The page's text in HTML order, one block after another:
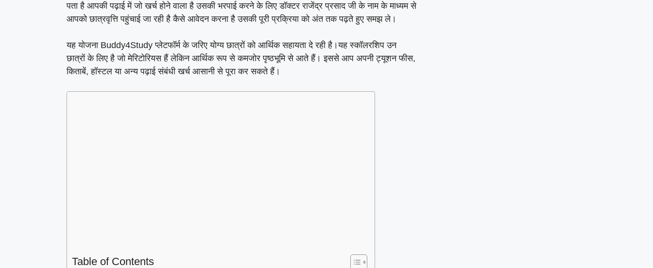
पता है आपकी पढ़ाई में जो खर्च होने वाला है उसकी भरपाई करने के लिए डॉक्टर राजेंद्र प्रसाद जी के नाम के माध्यम से
आपको छात्रवृत्ति पहुंचाई जा रही है कैसे आवेदन करना है उसकी पूरी प्रक्रिया को अंत तक पढ़ते हुए समझ ले।
यह योजना Buddy4Study प्लेटफॉर्म के जरिए योग्य छात्रों को आर्थिक सहायता दे रही है।यह स्कॉलरशिप उन
छात्रों के लिए है जो मेरिटोरियस हैं लेकिन आर्थिक रूप से कमजोर पृष्ठभूमि से आते हैं। इससे आप अपनी ट्यूशन फीस,
किताबें, हॉस्टल या अन्य पढ़ाई संबंधी खर्च आसानी से पूरा कर सकते हैं।
Table of Contents